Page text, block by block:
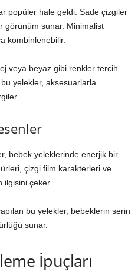
popüler hale geldi. Sade çizgiler
görünüm sunar. Minimalist
kombinlenebilir.
veya beyaz gibi renkler tercih
yelekler, aksesuarlarla
bebek yeleklerinde enerjik bir
çizgi film karakterleri ve
ilgisini çeker.
bu yelekler, bebeklerin serin
sunar.
İpuçları